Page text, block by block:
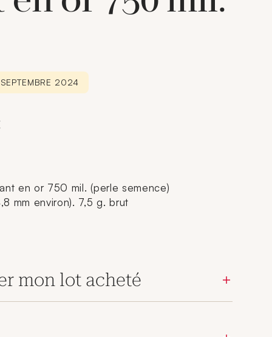
2024
en or 750 mil. (perle semence)
mm environ). 7,5 g. brut
mon lot acheté